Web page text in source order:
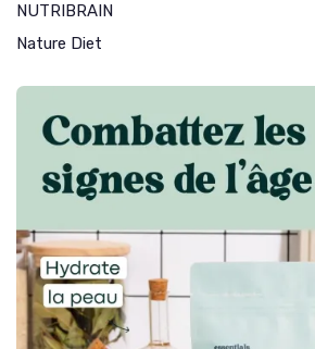
NUTRIBRAIN
Nature Diet